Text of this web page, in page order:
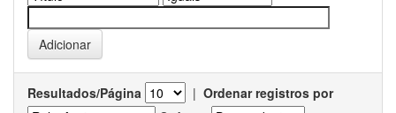
Resultados/Página | Ordenar registros por